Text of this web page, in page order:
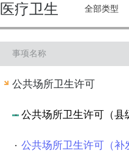
公安消防
医疗卫生 全部类型
事项名称
公共场所卫生许可
公共场所卫生许可（县
公共场所卫生许可（补